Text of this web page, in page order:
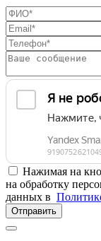
Нажимая на
на обработку
данных в
Отправить